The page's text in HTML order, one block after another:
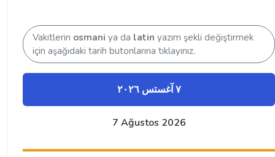
Vakitlerin osmani ya da latin yazım şekli değiştirmek
için aşağıdaki tarih butonlarına tıklayınız.
٧ آغستس ۲۰۲٦
7 Ağustos 2026